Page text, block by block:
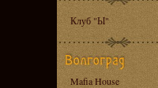
Клуб "Ы"
Mafia House